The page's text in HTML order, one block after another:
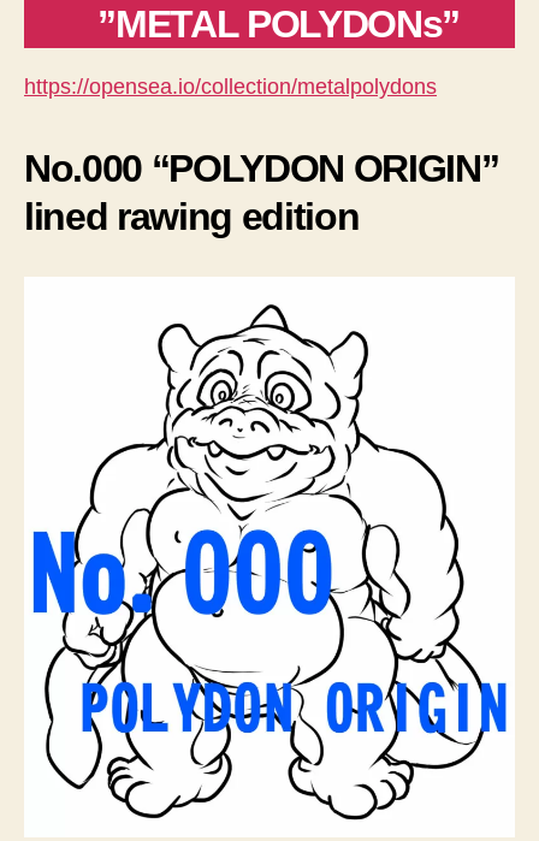
”METAL POLYDONs”
https://opensea.io/collection/metalpolydons
No.000 “POLYDON ORIGIN”
lined rawing edition